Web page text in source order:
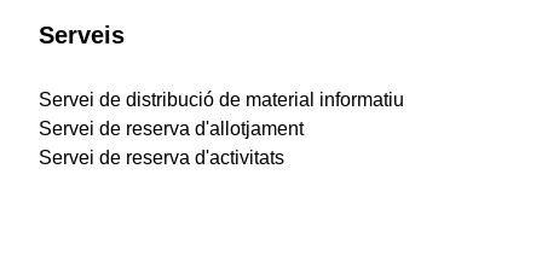
Serveis
Servei de distribució de material informatiu
Servei de reserva d'allotjament
Servei de reserva d'activitats